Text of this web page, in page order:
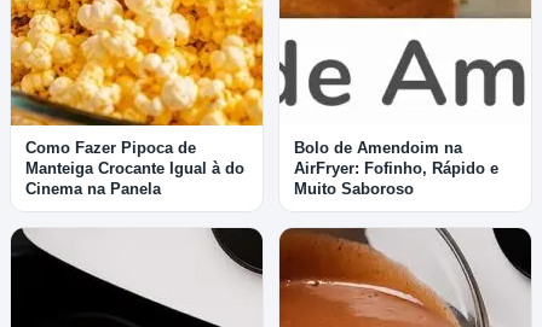
Como Fazer Pipoca de
Manteiga Crocante Igual à do
Cinema na Panela
Bolo de Amendoim na
AirFryer: Fofinho, Rápido e
Muito Saboroso